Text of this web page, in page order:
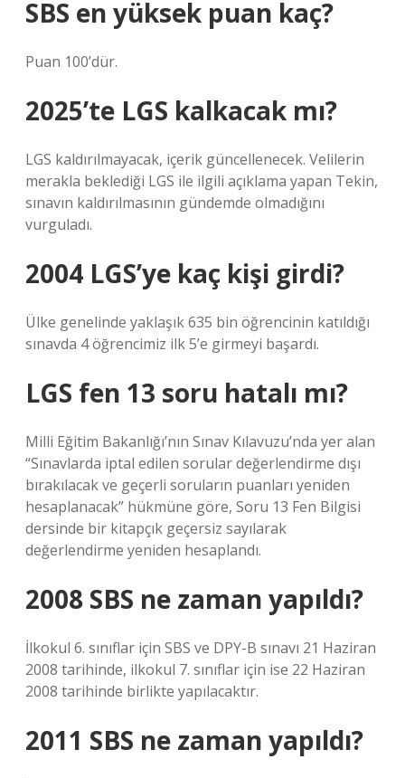
SBS en yüksek puan kaç?
Puan 100’dür.
2025’te LGS kalkacak mı?
LGS kaldırılmayacak, içerik güncellenecek. Velilerin
merakla beklediği LGS ile ilgili açıklama yapan Tekin,
sınavın kaldırılmasının gündemde olmadığını
vurguladı.
2004 LGS’ye kaç kişi girdi?
Ülke genelinde yaklaşık 635 bin öğrencinin katıldığı
sınavda 4 öğrencimiz ilk 5’e girmeyi başardı.
LGS fen 13 soru hatalı mı?
Milli Eğitim Bakanlığı’nın Sınav Kılavuzu’nda yer alan
“Sınavlarda iptal edilen sorular değerlendirme dışı
bırakılacak ve geçerli soruların puanları yeniden
hesaplanacak” hükmüne göre, Soru 13 Fen Bilgisi
dersinde bir kitapçık geçersiz sayılarak
değerlendirme yeniden hesaplandı.
2008 SBS ne zaman yapıldı?
İlkokul 6. sınıflar için SBS ve DPY-B sınavı 21 Haziran
2008 tarihinde, ilkokul 7. sınıflar için ise 22 Haziran
2008 tarihinde birlikte yapılacaktır.
2011 SBS ne zaman yapıldı?